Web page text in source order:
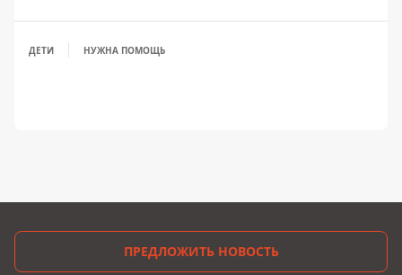
ДЕТИ НУЖНА ПОМОЩЬ
ПРЕДЛОЖИТЬ НОВОСТЬ